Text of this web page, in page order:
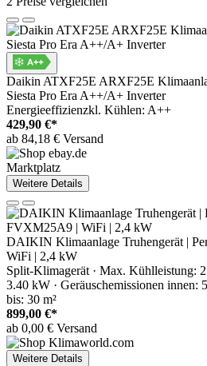
Daikin ATXF25E ARXF25E
Siesta Pro Era A++/A+ Inverter
Energieeffizienzkl. Kühlen: A++
429,90 €*
ab 84,18 € Versand
Marktplatz
Weitere Details
DAIKIN Klimaanlage Truhengerät |
WiFi | 2,4 kW
Split-Klimagerät · Max. Kühlleistung:
3.40 kW · Geräuschemissionen innen:
bis: 30 m²
899,00 €*
ab 0,00 € Versand
Weitere Details